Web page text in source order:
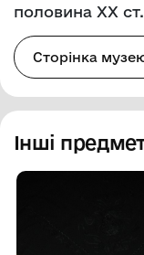
половина ХХ ст.
Сторінка
Інші